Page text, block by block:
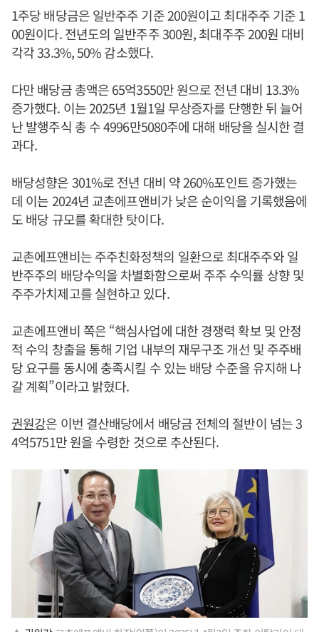
1주당 배당금은 일반주주 기준 200원이고 최대주주 기준 1
00원이다. 전년도의 일반주주 300원, 최대주주 200원 대비
각각 33.3%, 50% 감소했다.
다만 배당금 총액은 65억3550만 원으로 전년 대비 13.3%
증가했다. 이는 2025년 1월1일 무상증자를 단행한 뒤 늘어
난 발행주식 총 수 4996만5080주에 대해 배당을 실시한 결
과다.
배당성향은 301%로 전년 대비 약 260%포인트 증가했는
데 이는 2024년 교촌에프앤비가 낮은 순이익을 기록했음에
도 배당 규모를 확대한 탓이다.
교촌에프앤비는 주주친화정책의 일환으로 최대주주와 일
반주주의 배당수익을 차별화함으로써 주주 수익률 상향 및
주주가치제고를 실현하고 있다.
교촌에프앤비 쪽은 “핵심사업에 대한 경쟁력 확보 및 안정
적 수익 창출을 통해 기업 내부의 재무구조 개선 및 주주배
당 요구를 동시에 충족시킬 수 있는 배당 수준을 유지해 나
갈 계획”이라고 밝혔다.
권원강은 이번 결산배당에서 배당금 전체의 절반이 넘는 3
4억5751만 원을 수령한 것으로 추산된다.